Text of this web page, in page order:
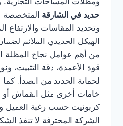
حديد في الشارقة المتخصصة
وتحديد المقاسات والارتفاع
الهيكل الحديدي الملائم
من أهم عوامل نجاح المظلة
قوة الأعمدة، دقة التثبيت،
لحماية الحديد من الصدأ.
خامات أخرى مثل القماش أو
كربونيت حسب رغبة العميل
الشركة المحترفة لا تنفذ